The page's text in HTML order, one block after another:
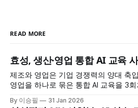
READ MORE
효성, 생산·영업 통합 AI 교육
제조와 영업은 기업 경쟁력의 양대 축
영업을 하나로 묶은 통합 AI 교육을 3
색부터 데이터 분석, 보고서 작성, 맞춤
By 이승필 31 Jan 2026